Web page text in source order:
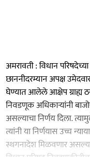
अमरावती : विधान
छाननीदरम्यान अपक्ष
घेण्यात आलेले आक्षेप ग्राह्य
निवडणूक अधिकाऱ्यांनी
असल्याचा निर्णय दिला.
त्यांनी या निर्णयास उच्च
स्थगनादेश मिळवणार